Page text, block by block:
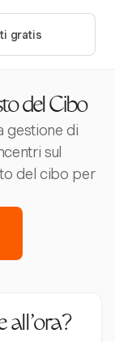
gratis
del Cibo
gestione di
sul
del cibo per
all’ora?